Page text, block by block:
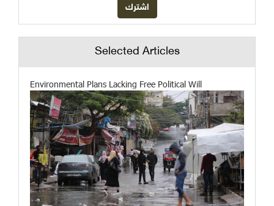
Selected Articles
Environmental Plans Lacking Free Political Will